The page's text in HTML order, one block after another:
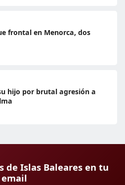
frontal en Menorca, dos
hijo por brutal agresión a
de Islas Baleares en tu
email